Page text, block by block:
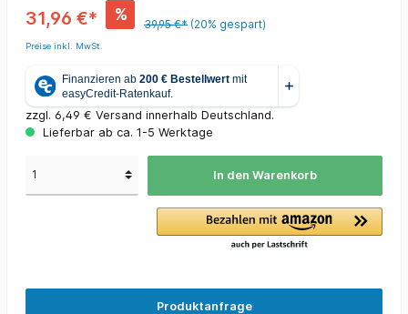
31,96 €* %
39,95 €* (20% gespart)
Preise inkl. MwSt.
zzgl. 6,49 € Versand innerhalb Deutschland.
Lieferbar ab ca. 1-5 Werktage
In den Warenkorb
Produktanfrage